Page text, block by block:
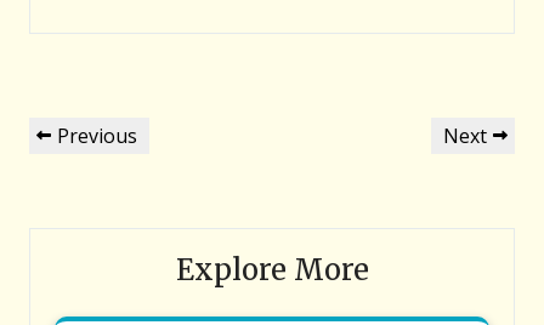
Navigation
de
Previous
Previous
Next
Next
Explore More